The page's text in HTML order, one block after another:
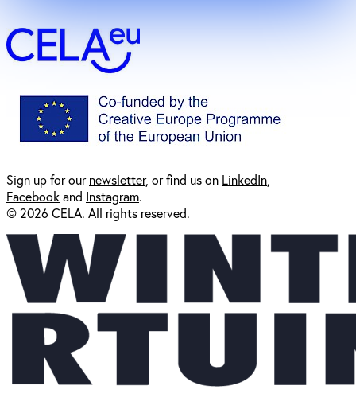
Sign up for ournewsletter, or find us on LinkedIn
Facebookand Instagram.
© 2026 CELA. All rights reserved.